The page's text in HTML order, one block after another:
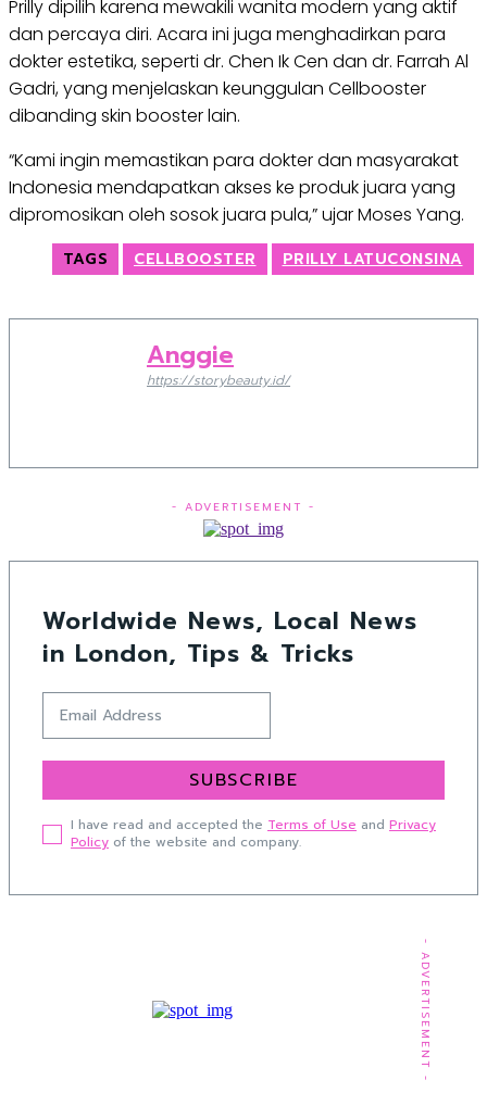
Prilly dipilih karena mewakili wanita modern yang aktif
dan percaya diri. Acara ini juga menghadirkan para
dokter estetika, seperti dr. Chen Ik Cen dan dr. Farrah Al
Gadri, yang menjelaskan keunggulan Cellbooster
dibanding skin booster lain.
“Kami ingin memastikan para dokter dan masyarakat
Indonesia mendapatkan akses ke produk juara yang
dipromosikan oleh sosok juara pula,” ujar Moses Yang.
TAGS CELLBOOSTER PRILLY LATUCONSINA
Anggie
https://storybeauty.id/
- ADVERTISEMENT -
Worldwide News, Local News
in London, Tips & Tricks
SUBSCRIBE
I have read and accepted the Terms of Use and Privacy
Policy of the website and company.
- ADVERTISEMENT -